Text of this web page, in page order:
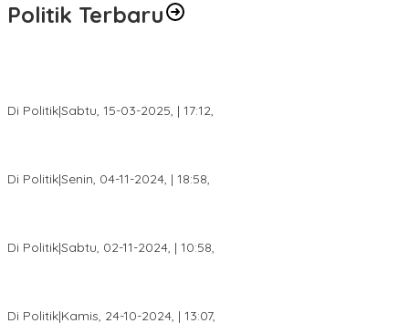
Politik Terbaru
Di Politik|Sabtu, 15-03-2025, | 17:12,
Di Politik|Senin, 04-11-2024, | 18:58,
Di Politik|Sabtu, 02-11-2024, | 10:58,
Di Politik|Kamis, 24-10-2024, | 13:07,